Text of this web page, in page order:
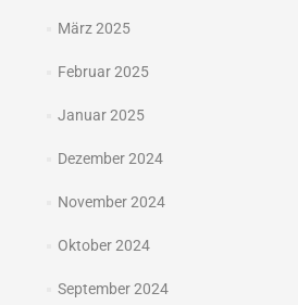
März 2025
Februar 2025
Januar 2025
Dezember 2024
November 2024
Oktober 2024
September 2024